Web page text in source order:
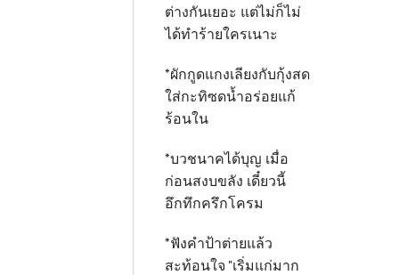
ต่างกันเยอะ แต่ไม่ก็ไม่
ได้ทำร้ายใครเนาะ
*ผักกูดแกงเลียงกับกุ้งสด
ใส่กะทิซดน้ำอร่อยแก้
ร้อนใน
*บวชนาคได้บุญ เมื่อ
ก่อนสงบขลัง เดี๋ยวนี้
อึกทึกครึกโครม
*ฟังคำป้าต่ายแล้ว
สะท้อนใจ "เริ่มแก่มาก